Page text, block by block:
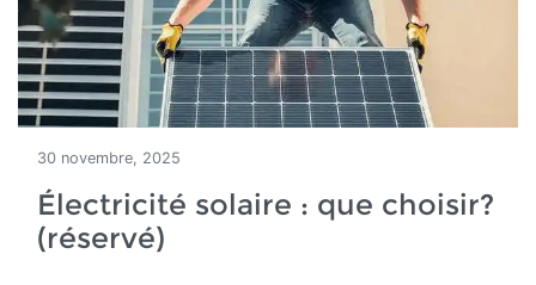
30 novembre, 2025
Électricité solaire : que choisir?
(réservé)